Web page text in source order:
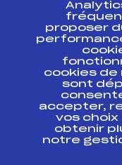
Ressources
Pass’Neige
Projet sportif
Projet de
Antidopage
Pôle
Scientifique
Listes
Pôle vie de
proposer
cookies de
sont
accepter,
vos choix
obtenir
notre